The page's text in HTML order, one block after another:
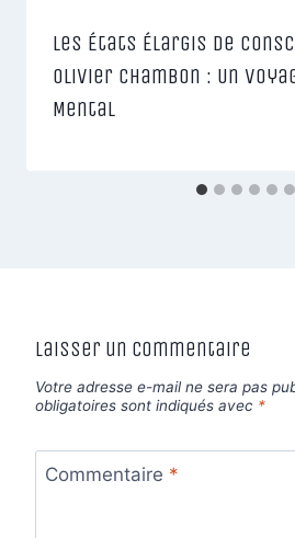
Les États Élargis de
Olivier Chambon : Un
Mental
Laisser un commentaire
Votre adresse e-mail ne sera pas
obligatoires sont indiqués avec *
Commentaire *